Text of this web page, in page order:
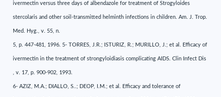
ivermectin versus three days of albendazole for treatment of Strogyloides
stercolaris and other soil-transmitted helminth infections in children. Am. J. Trop.
Med. Hyg., v. 55, n.
5, p. 447-481, 1996. 5- TORRES, J.R.; ISTURIZ, R.; MURILLO, J.; et al. Efficacy of
ivermectin in the treatment of strongyloidiasis complicating AIDS. Clin Infect Dis
, v. 17, p. 900-902, 1993.
6- AZIZ, M.A.; DIALLO, S..; DEOP, I.M.; et al. Efficacy and tolerance of